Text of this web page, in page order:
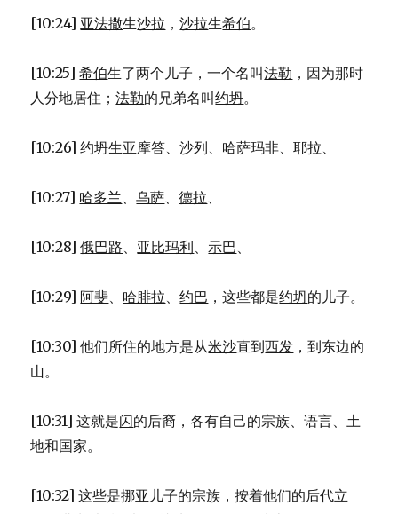
[10:24] 亚法撒生沙拉 ，沙拉生希伯。
[10:25]希伯生了两个儿子，一个名叫法勒 ，因为那时
人分地居住；法勒的兄弟名叫约坍。
[10:26]约坍生亚摩答、沙列、 哈萨玛非、耶拉、
[10:27] 哈多兰、乌萨、德拉、
[10:28]俄巴路、 亚比玛利、示巴、
[10:29] 阿斐、 哈腓拉、约巴 ，这些都是约坍的儿子。
[10:30] 他们所住的地方是从米沙直到西发 ，到东边的
山。
[10:31] 这就是闪的后裔，各有自己的宗族、语言、土
地和国家。
[10:32] 这些是挪亚 儿子的宗族，按着他们的后代立